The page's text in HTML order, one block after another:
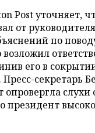
Post уточняет,
от
по
его в
секретарь
опровергла слухи
президент